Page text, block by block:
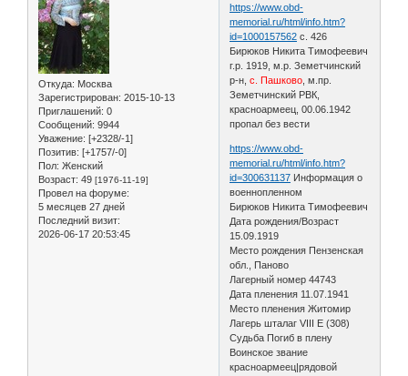
Откуда: Москва
Зарегистрирован: 2015-10-13
Приглашений: 0
Сообщений: 9944
Уважение: [+2328/-1]
Позитив: [+1757/-0]
Пол: Женский
Возраст: 49 [1976-11-19]
Провел на форуме:
5 месяцев 27 дней
Последний визит:
2026-06-17 20:53:45
https://www.obd-
memorial.ru/html/info.htm?
id=1000157562 с. 426
Бирюков Никита Тимофеевич
г.р. 1919, м.р. Земетчинский
р-н,с. Пашково , м.пр.
Земетчинский РВК,
красноармеец, 00.06.1942
пропал без вести
https://www.obd-
memorial.ru/html/info.htm?
id=300631137 Информация о
военнопленном
Бирюков Никита Тимофеевич
Дата рождения/Возраст
15.09.1919
Место рождения Пензенская
обл., Паново
Лагерный номер 44743
Дата пленения 11.07.1941
Место пленения Житомир
Лагерь шталаг VIII E (308)
Судьба Погиб в плену
Воинское звание
красноармеец|рядовой